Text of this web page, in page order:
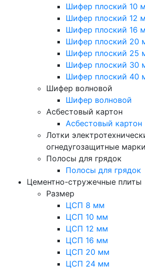
Шифер плоский 10
Шифер плоский 12
Шифер плоский 16
Шифер плоский 20
Шифер плоский 25
Шифер плоский 30
Шифер плоский 40
Шифер волновой
Шифер волновой
Асбестовый картон
Асбестовый картон
Лотки
огнедугозащитные
Полосы для грядок
Полосы для грядок
Цементно-стружечные плиты
Размер
ЦСП 8 мм
ЦСП 10 мм
ЦСП 12 мм
ЦСП 16 мм
ЦСП 20 мм
ЦСП 24 мм